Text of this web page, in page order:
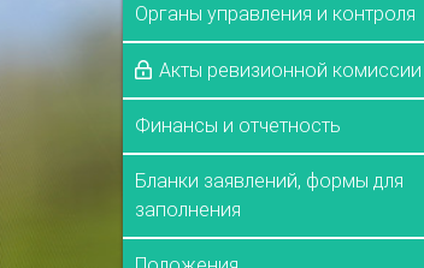
Органы управления и контроля
Акты ревизионной комиссии
Финансы и отчетность
Бланки заявлений, формы для
заполнения